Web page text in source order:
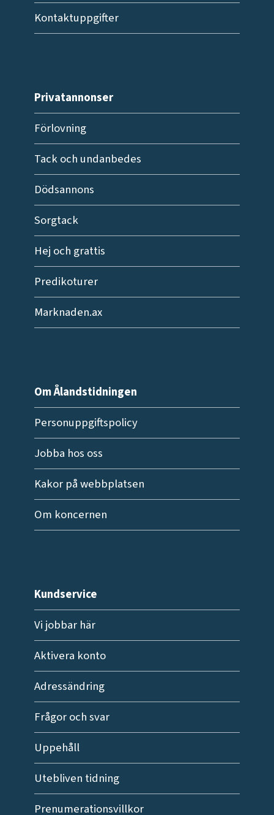
Kontaktuppgifter
Privatannonser
Förlovning
Tack och undanbedes
Dödsannons
Sorgtack
Hej och grattis
Predikoturer
Marknaden.ax
Om Ålandstidningen
Personuppgiftspolicy
Jobba hos oss
Kakor på webbplatsen
Om koncernen
Kundservice
Vi jobbar här
Aktivera konto
Adressändring
Frågor och svar
Uppehåll
Utebliven tidning
Prenumerationsvillkor